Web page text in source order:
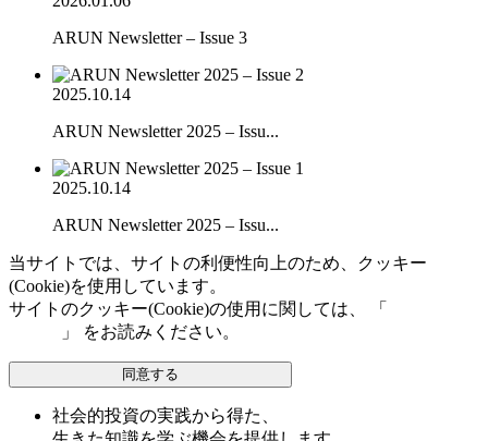
ARUN Newsletter – Issue 3
2025.10.14
ARUN Newsletter 2025 – Issu...
2025.10.14
ARUN Newsletter 2025 – Issu...
当サイトでは、サイトの利便性向上のため、クッキー
(Cookie)を使用しています。
サイトのクッキー(Cookie)の使用に関しては、 「
」 をお読みください。
同意する
社会的投資の実践から得た、